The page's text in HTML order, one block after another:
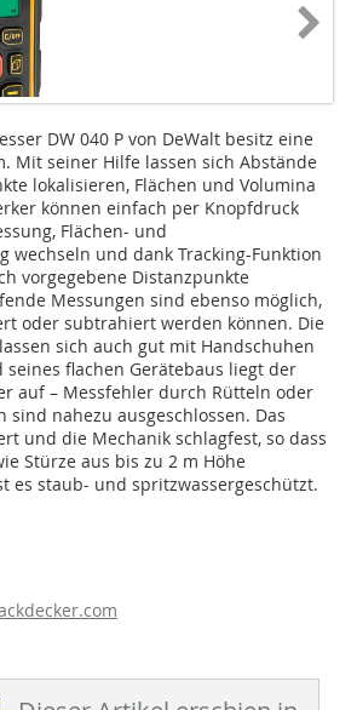
DW 040 P von DeWalt besitz eine
Mit seiner Hilfe lassen sich Abstände
lokalisieren, Flächen und Volumina
können einfach per Knopfdruck
Flächen- und
wechseln und dank Tracking-Funktion
vorgegebene Distanzpunkte
Messungen sind ebenso möglich,
oder subtrahiert werden können. Die
sich auch gut mit Handschuhen
flachen Gerätebaus liegt der
auf – Messfehler durch Rütteln oder
sind nahezu ausgeschlossen. Das
und die Mechanik schlagfest, so dass
Stürze aus bis zu 2 m Höhe
es staub- und spritzwassergeschützt.